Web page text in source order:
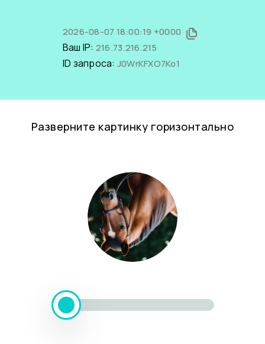
2026-08-07 18:00:19 +0000
Ваш IP: 216.73.216.215
ID запроса: J0WrKFXO7Ko1
Разверните картинку горизонтально